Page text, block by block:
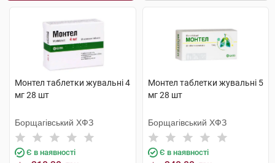
Монтел таблетки жувальні 4
мг 28 шт
Борщагівський ХФЗ
Є в наявності
Монтел таблетки жувальні 5
мг 28 шт
Борщагівський ХФЗ
Є в наявності